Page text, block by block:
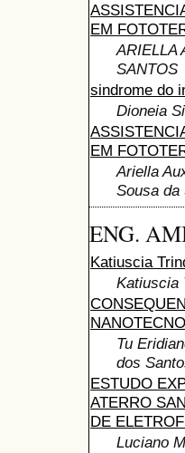
EM
ARIELLA
SANTOS
sindrome do
Dioneia
EM
Ariella
Sousa da
ENG.
Katiuscia
Katiuscia
Tu
dos
ESTUDO
ATERRO
DE
Luciano